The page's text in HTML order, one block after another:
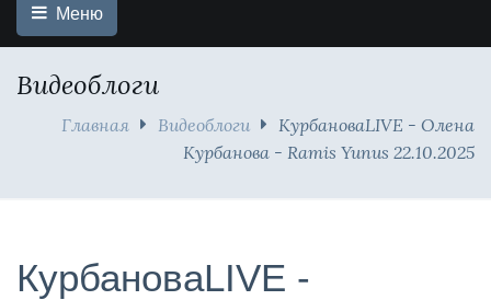
Меню
Видеоблоги
Главная Видеоблоги
КурбановаLIVE - Олена
Курбанова - Ramis Yunus 22.10.2025
КурбановаLIVE -